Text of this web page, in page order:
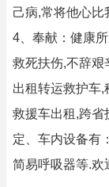
己病,常将他心比
4、奉献：健康
救死扶伤,不辞艰
出租转运救护车,
救援车出租,跨省
定、车内设备有
简易呼吸器等.欢